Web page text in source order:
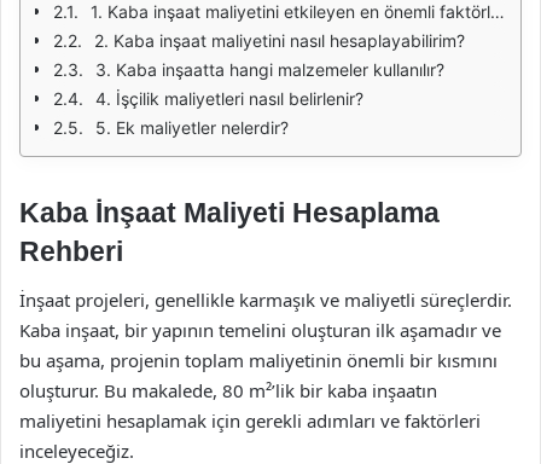
1. Kaba inşaat maliyetini etkileyen en önemli faktörler nelerdir?
2. Kaba inşaat maliyetini nasıl hesaplayabilirim?
3. Kaba inşaatta hangi malzemeler kullanılır?
4. İşçilik maliyetleri nasıl belirlenir?
5. Ek maliyetler nelerdir?
Kaba İnşaat Maliyeti Hesaplama
Rehberi
İnşaat projeleri, genellikle karmaşık ve maliyetli süreçlerdir.
Kaba inşaat, bir yapının temelini oluşturan ilk aşamadır ve
bu aşama, projenin toplam maliyetinin önemli bir kısmını
oluşturur. Bu makalede, 80 m²’lik bir kaba inşaatın
maliyetini hesaplamak için gerekli adımları ve faktörleri
inceleyeceğiz.